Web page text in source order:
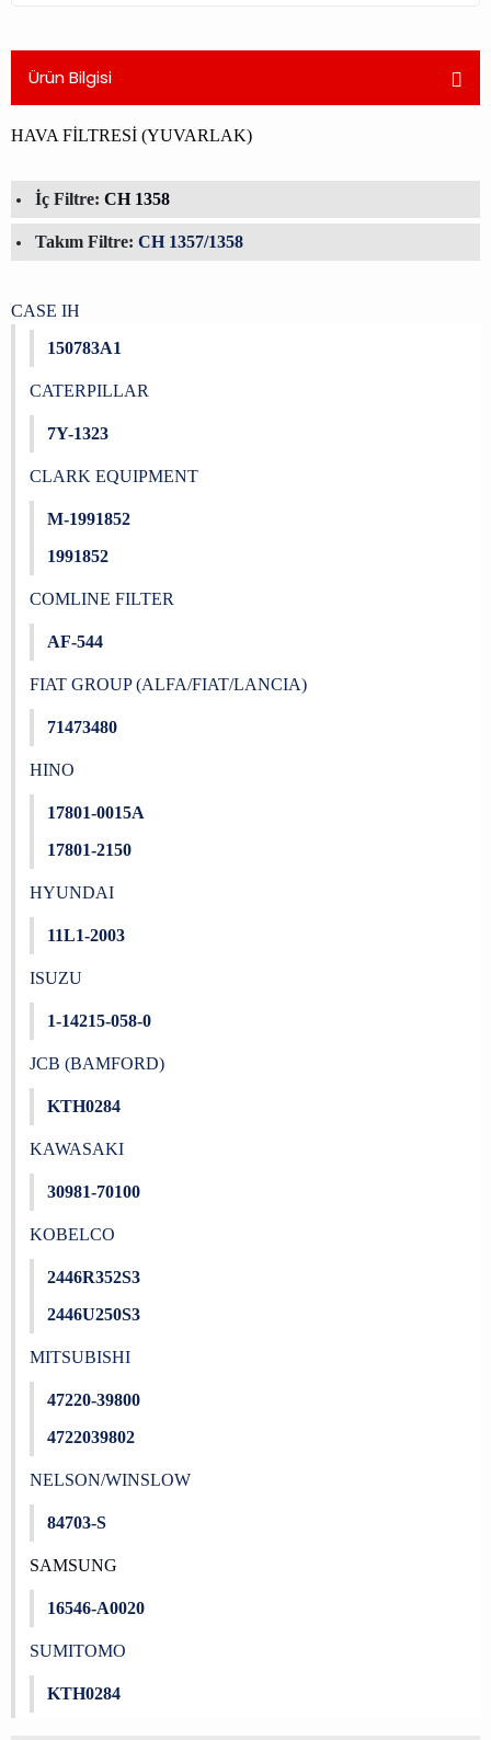
Ürün Bilgisi
HAVA FİLTRESİ (YUVARLAK)
İç Filtre: CH 1358
Takım Filtre: CH 1357/1358
CASE IH
150783A1
CATERPILLAR
7Y-1323
CLARK EQUIPMENT
M-1991852
1991852
COMLINE FILTER
AF-544
FIAT GROUP (ALFA/FIAT/LANCIA)
71473480
HINO
17801-0015A
17801-2150
HYUNDAI
11L1-2003
ISUZU
1-14215-058-0
JCB (BAMFORD)
KTH0284
KAWASAKI
30981-70100
KOBELCO
2446R352S3
2446U250S3
MITSUBISHI
47220-39800
4722039802
NELSON/WINSLOW
84703-S
SAMSUNG
16546-A0020
SUMITOMO
KTH0284